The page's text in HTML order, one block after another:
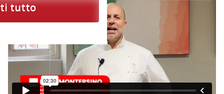
tutto